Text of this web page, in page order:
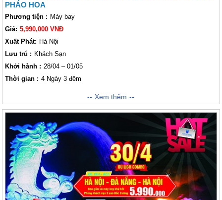
Nguyễn Hoàng
✔️ Check in
nhà thờ Con Gà
✔️ Ghé thăm
✔️ Chinh phục
✔️ Check inCầu Bàn Tay Vàng
✔️ Thỏa sức vui chơi tại
PHÁO HOA
Phương tiện : Máy bay
Giá: 5,990,000 VNĐ
Xuất Phát: Hà Nội
Lưu trú : Khách Sạn
Khởi hành : 28/04 – 01/05
Thời gian : 4 Ngày 3 đêm
Hành trình Free And Easy được khởi hành từ Hà Nội đến Đà Nẵng 04
Ngày 03 Đêm chắc chắn sẽ mang đến cho khách thăm quan những cảm
danh nổi tiếng như Cầu Rồng, bãi biển Mỹ Khê, đèo Hải Vân, Suối
khoáng nước nóng Thần Tài, chùa Linh Ứng, Bà Nà Hills hay là Bán đảo
Sơn Trà,... và đặc biệt tại đây, khách thăm quan có thể được xem Lễ Hội
Pháo Hoa vô cùng hút mắt Lữ khách gần xa. Tất cả những điều tuyệt vời
này đều có trong hành trình khám phá Đà Nẵng của công ty chúng tôi!
Xem thêm